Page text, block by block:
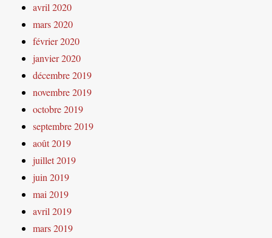
avril 2020
mars 2020
février 2020
janvier 2020
décembre 2019
novembre 2019
octobre 2019
septembre 2019
août 2019
juillet 2019
juin 2019
mai 2019
avril 2019
mars 2019